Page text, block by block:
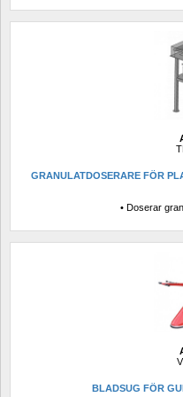
GRANULATDOSERARE FÖR
• Doserar
BLADSUG FÖR